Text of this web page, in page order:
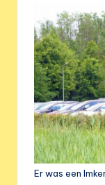
Er was een